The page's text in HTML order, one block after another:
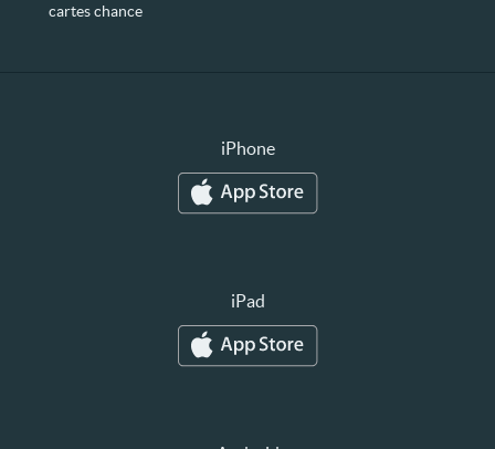
cartes chance
iPhone
iPad